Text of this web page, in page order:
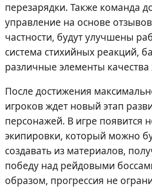
перезарядки. Также команда
управление на основе
частности, будут улучшены
система стихийных реакций,
различные элементы
После достижения
игроков ждет новый этап
персонажей. В игре появится
экипировки, который можно
создавать из материалов,
победу над рейдовыми
образом, прогрессия не